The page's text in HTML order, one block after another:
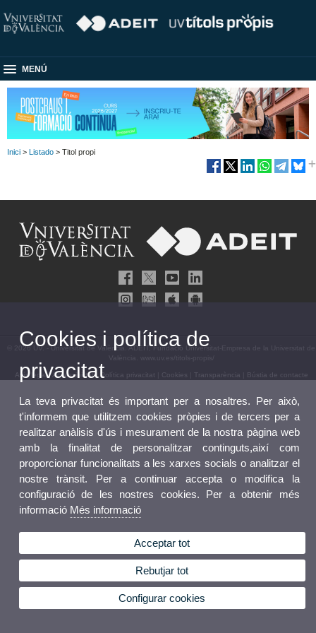
MENÚ
Inici > Listado > Titol propi
© 2026 UV. - Universitat de València. ADEIT, Fundació Universitat-Empresa de la Universitat de
València. www.uv.es/titols-propis/
Avís legal|Accessibilitat| Política privacitat Cookies Transparència Bústia de contacte
Cookies i política de
privacitat
La teva privacitat és important per a nosaltres. Per això,
t'informem que utilitzem cookies pròpies i de tercers per a
realitzar anàlisis d'ús i mesurament de la nostra pàgina web
amb la finalitat de personalitzar continguts,així com
proporcionar funcionalitats a les xarxes socials o analitzar el
nostre trànsit. Per a continuar accepta o modifica la
configuració de les nostres cookies. Per a obtenir més
informació Més informació
Acceptar tot
Rebutjar tot
Configurar cookies